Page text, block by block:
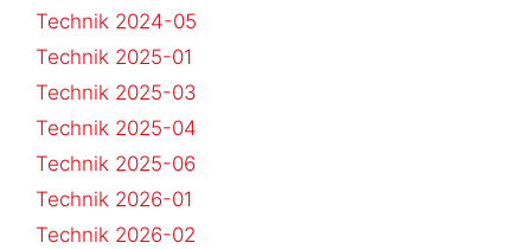
Technik 2024-05
Technik 2025-01
Technik 2025-03
Technik 2025-04
Technik 2025-06
Technik 2026-01
Technik 2026-02